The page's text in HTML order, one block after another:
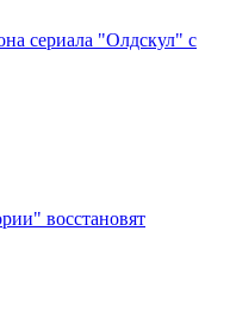
сериала "Олдскул" с
восстановят